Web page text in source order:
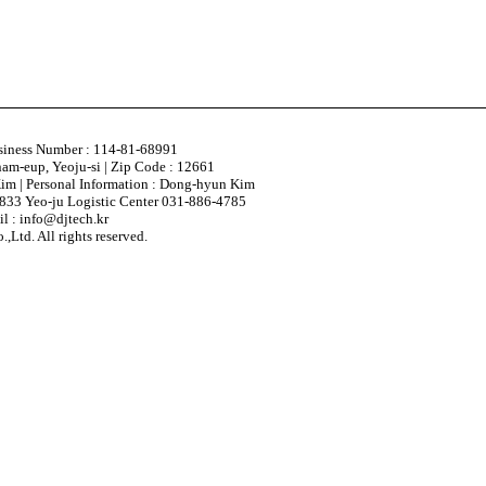
Number : 114-81-68991
eup, Yeoju-si | Zip Code : 12661
| Personal Information : Dong-hyun Kim
Yeo-ju Logistic Center 031-886-4785
: info@djtech.kr
All rights reserved.